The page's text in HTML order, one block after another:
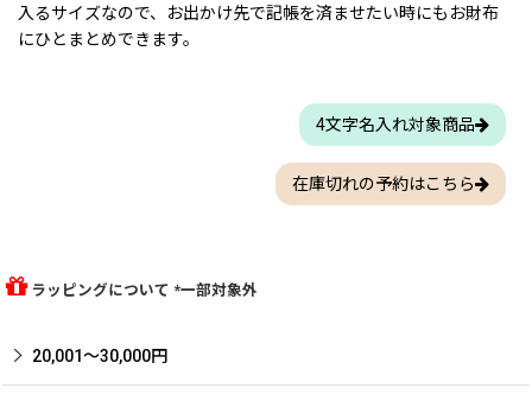
入るサイズなので、お出かけ先で記帳を済ませたい時にもお財布
にひとまとめできます。
4文字名入れ対象商品
在庫切れの予約はこちら
ラッピングについて *一部対象外
20,001〜30,000円